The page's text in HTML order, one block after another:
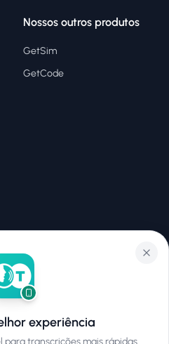
Nossos outros produtos
GetSim
GetCode
os direitos reservados.
experiência
para transcrições mais rápidas